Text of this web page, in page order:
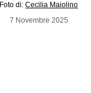
Foto di:Cecilia Maiolino
7 Novembre 2025